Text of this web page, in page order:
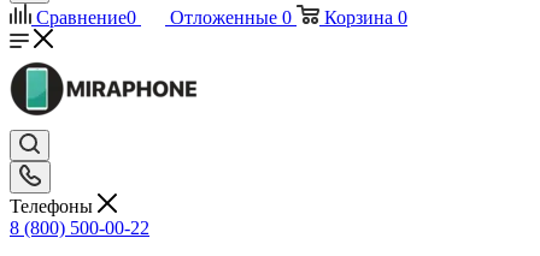
Сравнение0 Отложенные 0 Корзина 0
Телефоны
8 (800) 500-00-22